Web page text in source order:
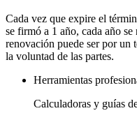
Cada vez que expire el
se firmó a 1 año, cada año
renovación puede ser por un
la voluntad de las partes.
Herramientas
Calculadoras y guías